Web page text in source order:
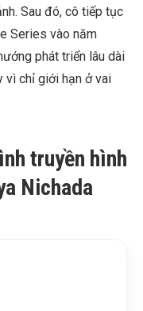
Sau đó, cô tiếp tục
Series vào năm
phát triển lâu dài
vì chỉ giới hạn ở vai
truyền hình
Nichada